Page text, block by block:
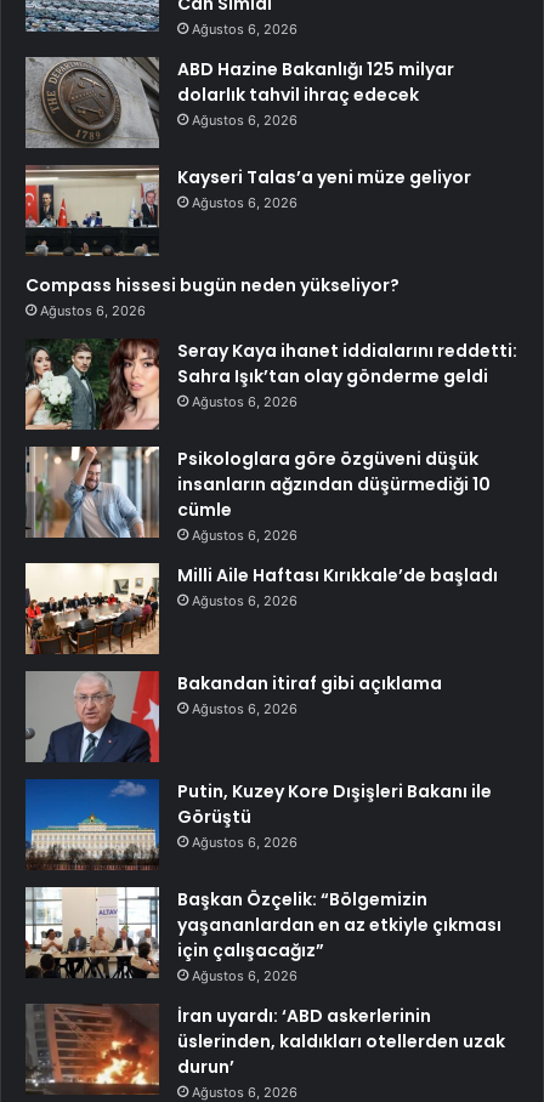
Ağustos 6, 2026
ABD Hazine Bakanlığı 125 milyar
dolarlık tahvil ihraç edecek
Ağustos 6, 2026
Kayseri Talas’a yeni müze geliyor
Ağustos 6, 2026
Compass hissesi bugün neden yükseliyor?
Ağustos 6, 2026
Seray Kaya ihanet iddialarını reddetti:
Sahra Işık’tan olay gönderme geldi
Ağustos 6, 2026
Psikologlara göre özgüveni düşük
insanların ağzından düşürmediği 10
cümle
Ağustos 6, 2026
Milli Aile Haftası Kırıkkale’de başladı
Ağustos 6, 2026
Bakandan itiraf gibi açıklama
Ağustos 6, 2026
Putin, Kuzey Kore Dışişleri Bakanı ile
Görüştü
Ağustos 6, 2026
Başkan Özçelik: “Bölgemizin
yaşananlardan en az etkiyle çıkması
için çalışacağız”
Ağustos 6, 2026
İran uyardı: ‘ABD askerlerinin
üslerinden, kaldıkları otellerden uzak
durun’
Ağustos 6, 2026